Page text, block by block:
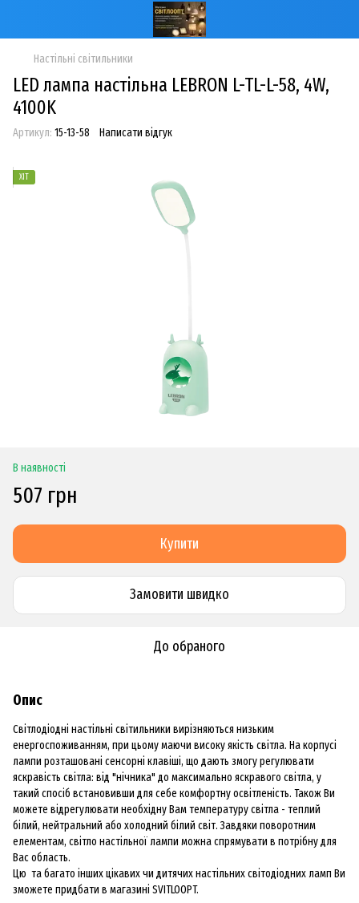
Настільні світильники
LED лампа настільна LEBRON L-TL-L-58, 4W,
4100K
Артикул: 15-13-58 Написати відгук
ХІТ
В наявності
507 грн
Купити
Замовити швидко
До обраного
Опис
Світлодіодні настільні світильники вирізняються низьким
енергоспоживанням, при цьому маючи високу якість світла. На корпусі
лампи розташовані сенсорні клавіші, що дають змогу регулювати
яскравість світла: від "нічника" до максимально яскравого світла, у
такий спосіб встановивши для себе комфортну освітленість. Також Ви
можете відрегулювати необхідну Вам температуру світла - теплий
білий, нейтральний або холодний білий світ. Завдяки поворотним
елементам, світло настільної лампи можна спрямувати в потрібну для
Вас область.
Цю та багато інших цікавих чи дитячих настільних світодіодних ламп Ви
зможете придбати в магазині SVІTLOOPT.